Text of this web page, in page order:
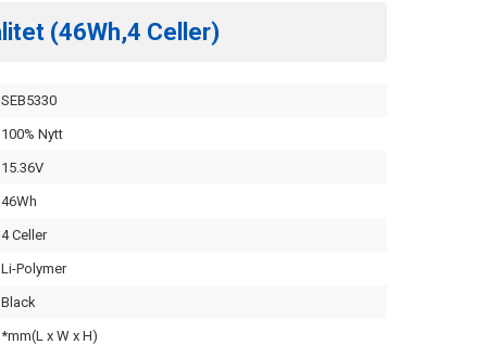
(46Wh,4 Celler)
SEB5330
100% Nytt
15.36V
46Wh
4 Celler
Li-Polymer
Black
*mm(L x W x H)